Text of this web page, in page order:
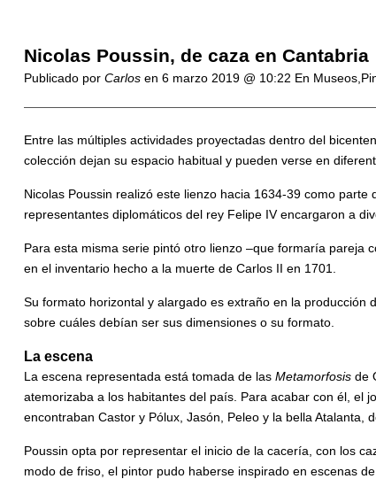
Nicolas Poussin, de caza en Cantabria
Publicado por Carlosen 6 marzo 2019 @ 10:22 En
Entre las múltiples actividades proyectadas dentro del
colección dejan su espacio habitual y pueden verse en
Nicolas Poussin realizó este lienzo hacia 1634-39 como
representantes diplomáticos del rey Felipe IV encargaron a
Para esta misma serie pintó otro lienzo –que formaría pareja
en el inventario hecho a la muerte de Carlos II en 1701.
Su formato horizontal y alargado es extraño en la
sobre cuáles debían ser sus dimensiones o su formato.
La escena
La escena representada está tomada de las Metamorfosisde
atemorizaba a los habitantes del país. Para acabar con él, el
encontraban Castor y Pólux, Jasón, Peleo y la bella Atalanta,
Poussin opta por representar el inicio de la cacería, con los
modo de friso, el pintor pudo haberse inspirado en escenas